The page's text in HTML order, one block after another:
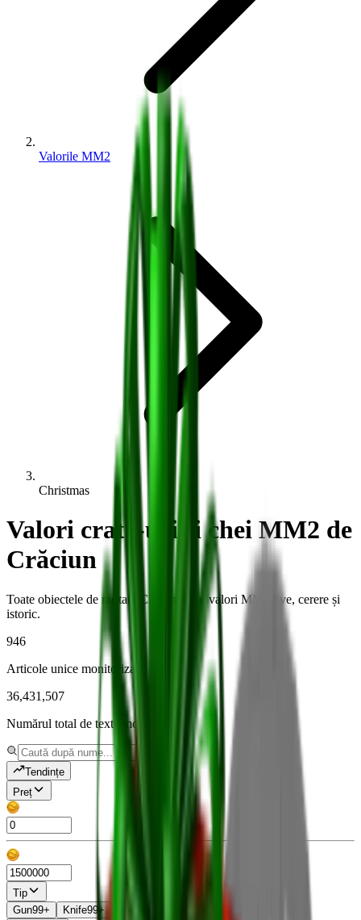
Valorile MM2
Christmas
Valori crate-uri și chei MM2 de
Crăciun
Toate obiectele de raritate Christmas cu valori MM2 live, cerere și
istoric.
946
Articole unice monitorizate
36,431,507
Numărul total de texte monitorizate
Tendințe
Preț
Tip
Gun99+ Knife99+